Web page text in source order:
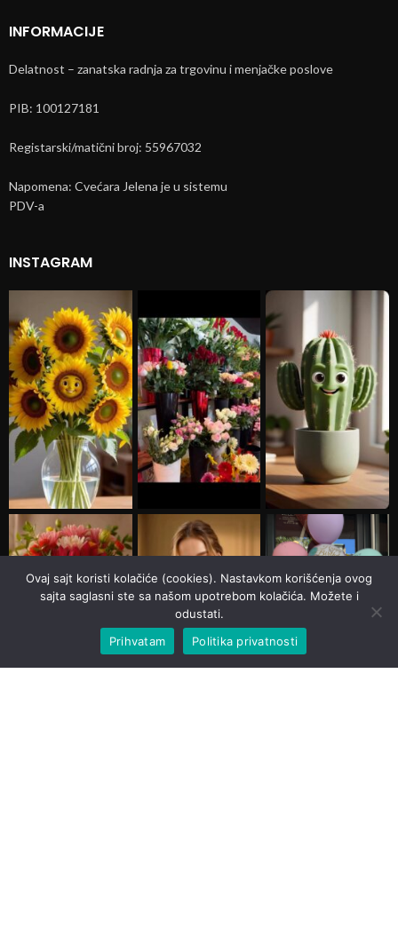
INFORMACIJE
Delatnost – zanatska radnja za trgovinu i menjačke poslove
PIB: 100127181
Registarski/matični broj: 55967032
Napomena: Cvećara Jelena je u sistemu
PDV-a
INSTAGRAM
Ovaj sajt koristi kolačiće (cookies). Nastavkom korišćenja ovog
sajta saglasni ste sa našom upotrebom kolačića. Možete i
odustati.
Prihvatam
Politika privatnosti